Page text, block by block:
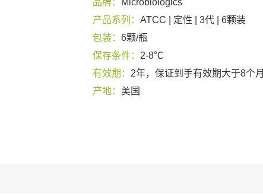
品牌：
Microbiologics
产品系列： ATCC | 定性 | 3代 | 6颗装
包装： 6颗/瓶
保存条件： 2-8℃
有效期： 2年，保证到手有效期大于8个月
产地： 美国